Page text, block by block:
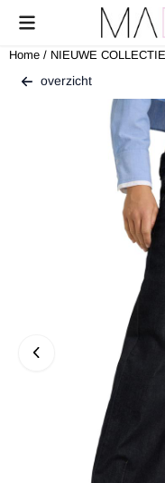
Cookievoorkeuren zijn
Home / NIEUWE COLLECTIE
overzicht